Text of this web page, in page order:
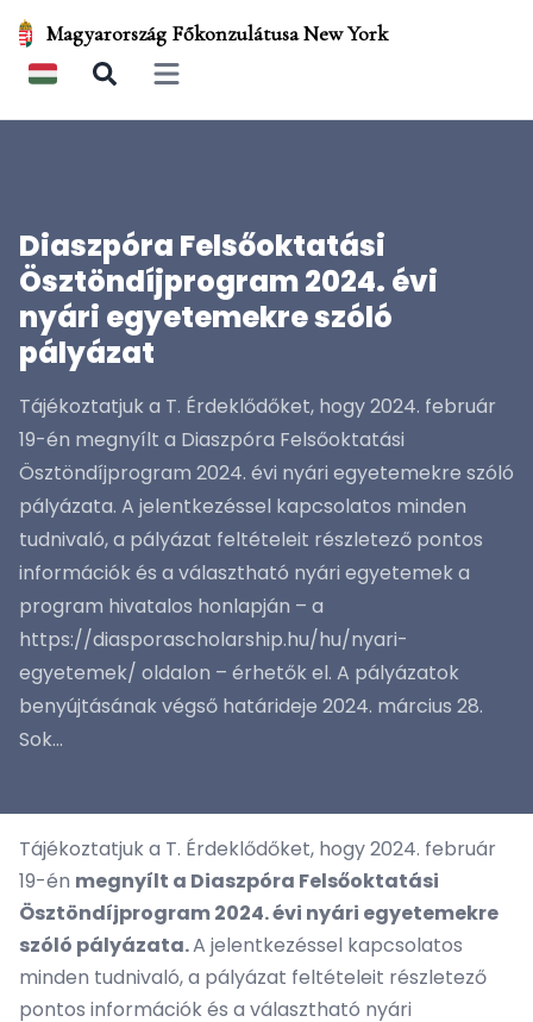
Magyarország Főkonzulátusa New York
Open main menu
Diaszpóra Felsőoktatási
Ösztöndíjprogram 2024. évi
nyári egyetemekre szóló
pályázat
Tájékoztatjuk a T. Érdeklődőket, hogy 2024. február
19-én megnyílt a Diaszpóra Felsőoktatási
Ösztöndíjprogram 2024. évi nyári egyetemekre szóló
pályázata. A jelentkezéssel kapcsolatos minden
tudnivaló, a pályázat feltételeit részletező pontos
információk és a választható nyári egyetemek a
program hivatalos honlapján – a
https://diasporascholarship.hu/hu/nyari-
egyetemek/ oldalon – érhetők el. A pályázatok
benyújtásának végső határideje 2024. március 28.
Sok...
Tájékoztatjuk a T. Érdeklődőket, hogy 2024. február
19-én megnyílt a Diaszpóra Felsőoktatási
Ösztöndíjprogram 2024. évi nyári egyetemekre
szóló pályázata.A jelentkezéssel kapcsolatos
minden tudnivaló, a pályázat feltételeit részletező
pontos információk és a választható nyári